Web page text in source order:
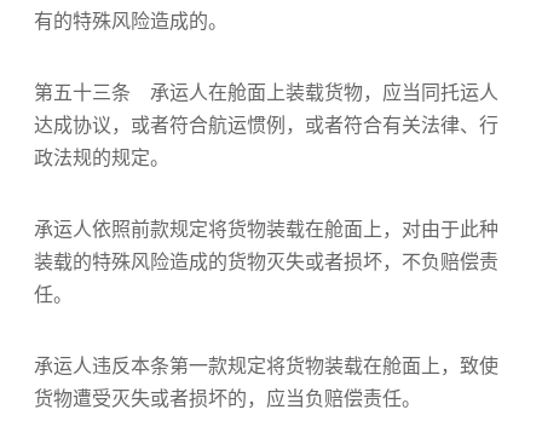
有的特殊风险造成的。
第五十三条 承运人在舱面上装载货物，应当同托运人
达成协议，或者符合航运惯例，或者符合有关法律、行
政法规的规定。
承运人依照前款规定将货物装载在舱面上，对由于此种
装载的特殊风险造成的货物灭失或者损坏，不负赔偿责
任。
承运人违反本条第一款规定将货物装载在舱面上，致使
货物遭受灭失或者损坏的，应当负赔偿责任。